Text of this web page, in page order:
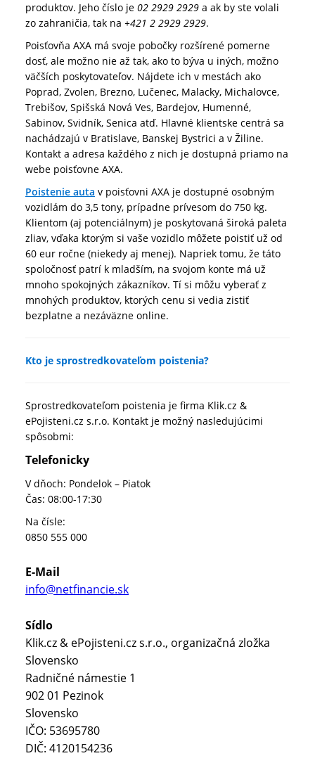
produktov. Jeho číslo je 02 2929 2929 a ak by ste volali
zo zahraničia, tak na +421 2 2929 2929.
Poisťovňa AXA má svoje pobočky rozšírené pomerne
dosť, ale možno nie až tak, ako to býva u iných, možno
väčších poskytovateľov. Nájdete ich v mestách ako
Poprad, Zvolen, Brezno, Lučenec, Malacky, Michalovce,
Trebišov, Spišská Nová Ves, Bardejov, Humenné,
Sabinov, Svidník, Senica atď. Hlavné klientske centrá sa
nachádzajú v Bratislave, Banskej Bystrici a v Žiline.
Kontakt a adresa každého z nich je dostupná priamo na
webe poisťovne AXA.
Poistenie auta v poisťovni AXA je dostupné osobným
vozidlám do 3,5 tony, prípadne prívesom do 750 kg.
Klientom (aj potenciálnym) je poskytovaná široká paleta
zliav, vďaka ktorým si vaše vozidlo môžete poistiť už od
60 eur ročne (niekedy aj menej). Napriek tomu, že táto
spoločnosť patrí k mladším, na svojom konte má už
mnoho spokojných zákazníkov. Tí si môžu vyberať z
mnohých produktov, ktorých cenu si vedia zistiť
bezplatne a nezáväzne online.
Kto je sprostredkovateľom poistenia?
Sprostredkovateľom poistenia je firma Klik.cz &
ePojisteni.cz s.r.o. Kontakt je možný nasledujúcimi
spôsobmi:
Telefonicky
V dňoch: Pondelok – Piatok
Čas: 08:00-17:30
Na čísle:
0850 555 000
E-Mail
info@netfinancie.sk
Sídlo
Klik.cz & ePojisteni.cz s.r.o., organizačná zložka
Slovensko
Radničné námestie 1
902 01 Pezinok
Slovensko
IČO: 53695780
DIČ: 4120154236